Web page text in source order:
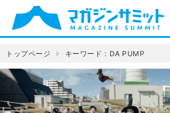
トップページ キーワード：DA PUMP